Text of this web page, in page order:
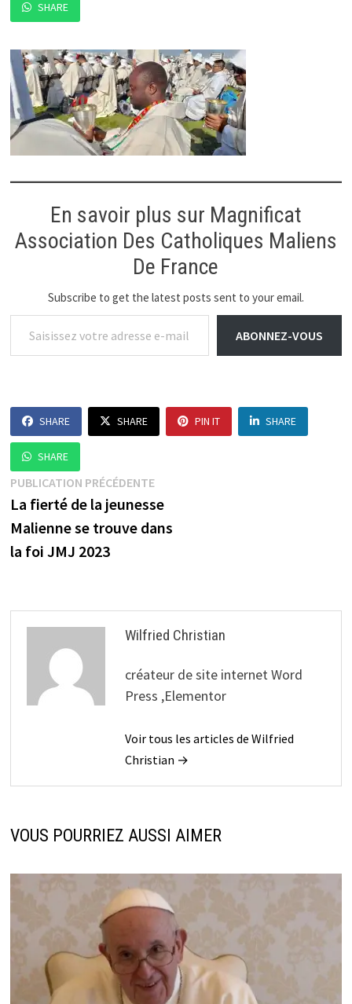
SHARE
En savoir plus sur Magnificat
Association Des Catholiques Maliens
De France
Subscribe to get the latest posts sent to your email.
Saisissez votre adresse e-mail…
ABONNEZ-VOUS
SHARE SHARE PIN IT SHARE
SHARE
Navigation
de
l’article
PUBLICATION PRÉCÉDENTEPublication
précédente :
La fierté de la jeunesse
Malienne se trouve dans
la foi JMJ 2023
Wilfried Christian
créateur de site internet Word
Press ,Elementor
Voir tous les articles de Wilfried
Christian →
VOUS POURRIEZ AUSSI AIMER